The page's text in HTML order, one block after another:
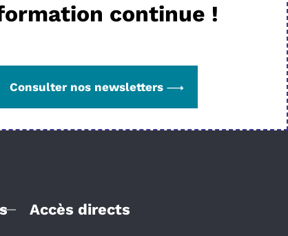
continue !
Consulter nos newsletters
Accès directs